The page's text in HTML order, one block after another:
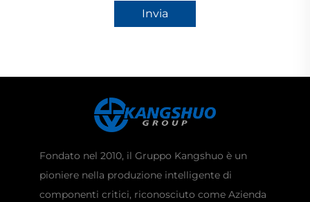
Invia
Fondato nel 2010, il Gruppo Kangshuo è un
pioniere nella produzione intelligente di
componenti critici, riconosciuto come Azienda